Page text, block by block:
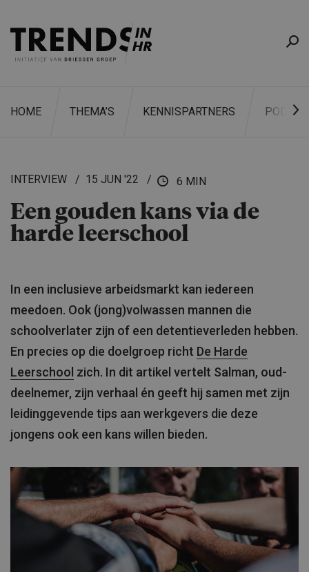
HOME THEMA’S KENNISPARTNERS
ZOEKEN
INTERVIEW 15 JUN '22 6 MIN
Een gouden kans via de
harde leerschool
In een inclusieve arbeidsmarkt kan iedereen
meedoen. Ook (jong)volwassen mannen die
schoolverlater zijn of een detentieverleden hebben.
En precies op die doelgroep richt De Harde
Leerschool zich. In dit artikel vertelt Salman, oud-
deelnemer, zijn verhaal én geeft hij samen met zijn
leidinggevende tips aan werkgevers die deze
jongens ook een kans willen bieden.